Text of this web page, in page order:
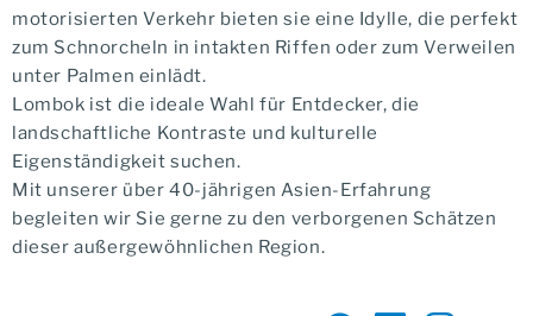
motorisierten Verkehr bieten sie eine Idylle, die perfekt
zum Schnorcheln in intakten Riffen oder zum Verweilen
unter Palmen einlädt.
Lombok ist die ideale Wahl für Entdecker, die
landschaftliche Kontraste und kulturelle
Eigenständigkeit suchen.
Mit unserer über 40-jährigen Asien-Erfahrung
begleiten wir Sie gerne zu den verborgenen Schätzen
dieser außergewöhnlichen Region.